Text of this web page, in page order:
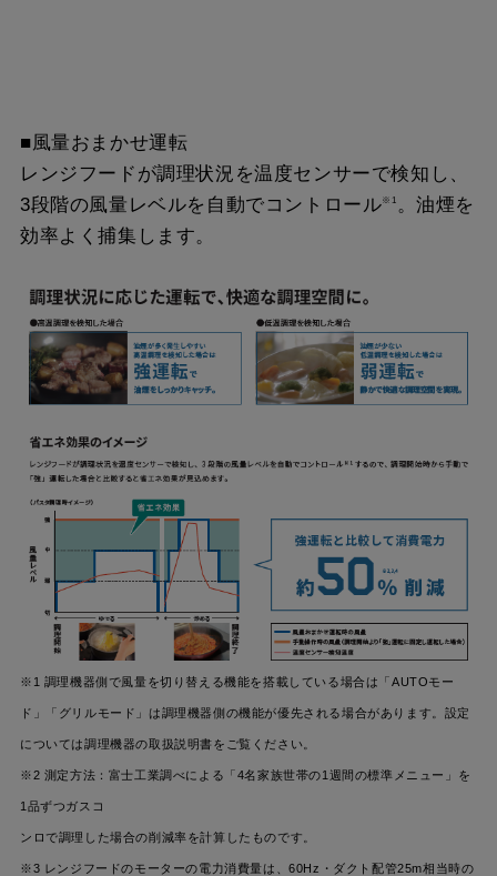
■風量おまかせ運転
レンジフードが調理状況を温度センサーで検知し、
3段階の風量レベルを自動でコントロール※1 。油煙を
効率よく捕集します。
※1 調理機器側で風量を切り替える機能を搭載している場合は「AUTOモー
ド」「グリルモード」は調理機器側の機能が優先される場合があります。設定
については調理機器の取扱説明書をご覧ください。
※2 測定方法：富士工業調べによる「4名家族世帯の1週間の標準メニュー」を
1品ずつガスコ
ンロで調理した場合の削減率を計算したものです。
※3 レンジフードのモーターの電力消費量は、60Hz・ダクト配管25m相当時の